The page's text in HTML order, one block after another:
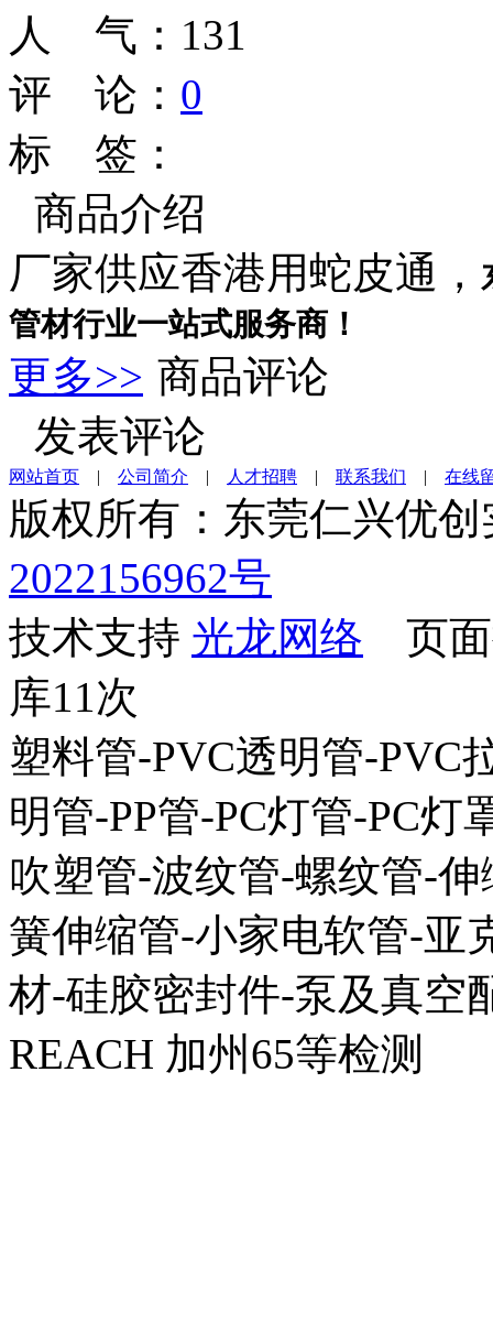
人 气： 131
评 论： 0
标 签：
商品介绍
厂家供应香港用蛇皮通，
管材行业一站式服务商！
更多>> 商品评论
发表评论
网站首页 | 公司简介 | 人才招聘 | 联系我们 | 在线
版权所有：东莞仁兴优
2022156962号
技术支持 光龙网络 页面
库11次
塑料管-PVC透明管-PVC
明管-PP管-PC灯管-PC灯
吹塑管-波纹管-螺纹管-
簧伸缩管-小家电软管-亚
材-硅胶密封件-泵及真空
REACH 加州65等检测